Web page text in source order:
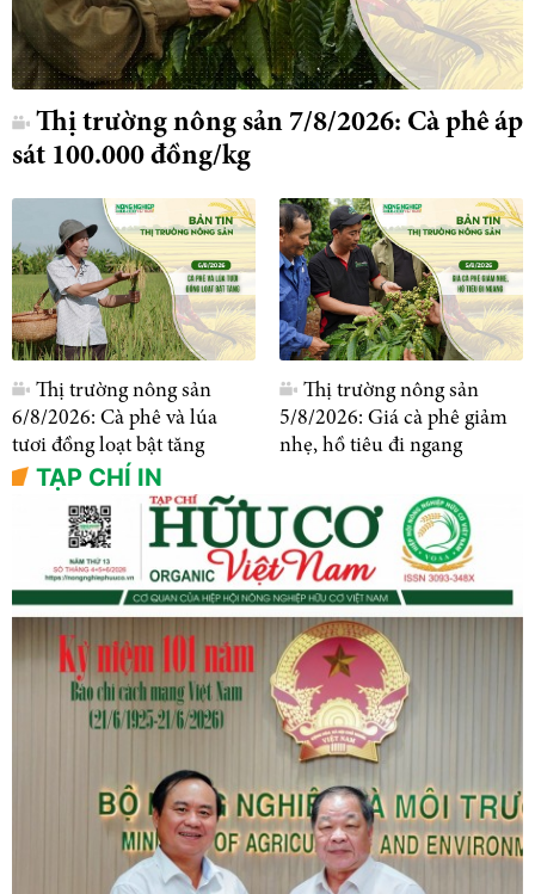
Thị trường nông sản 7/8/2026: Cà phê áp
sát 100.000 đồng/kg
Thị trường nông sản
6/8/2026: Cà phê và lúa
tươi đồng loạt bật tăng
Thị trường nông sản
5/8/2026: Giá cà phê giảm
nhẹ, hồ tiêu đi ngang
TẠP CHÍ IN